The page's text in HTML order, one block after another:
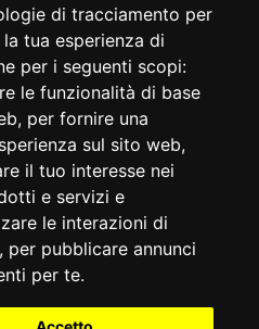
di tracciamento per
tua esperienza di
per i seguenti scopi:
le funzionalità di base
, per fornire una
sul sito web,
il tuo interesse nei
e servizi e
le interazioni di
, per pubblicare annunci
per te.
, CZ
TUO ORDINE